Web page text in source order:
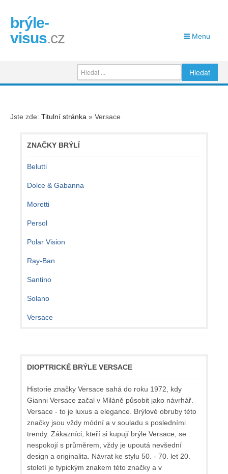
brýle-
visus.cz Menu
Jste zde: Titulní stránka » Versace
ZNAČKY BRÝLÍ
Belutti
Dolce & Gabanna
Moretti
Persol
Polar Vision
Ray-Ban
Santino
Solano
Versace
DIOPTRICKÉ BRÝLE VERSACE
Historie značky Versace sahá do roku 1972, kdy
Gianni Versace začal v Miláně působit jako návrhář.
Versace - to je luxus a elegance. Brýlové obruby této
značky jsou vždy módní a v souladu s posledními
trendy. Zákazníci, kteří si kupují brýle Versace, se
nespokojí s průměrem, vždy je upoutá nevšední
design a originalita. Návrat ke stylu 50. - 70. let 20.
století je typickým znakem této značky a v